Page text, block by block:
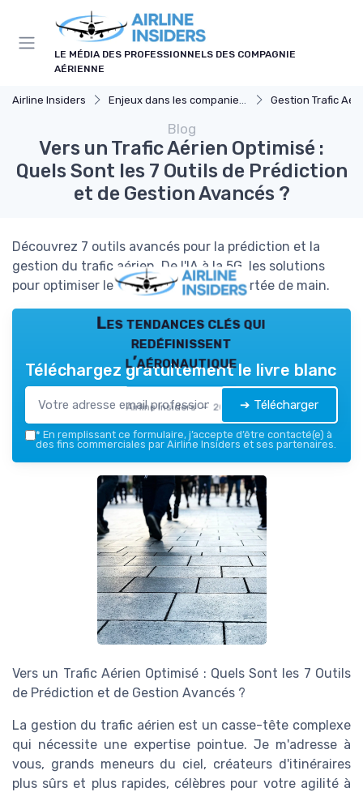
LE MÉDIA DES PROFESSIONNELS DES COMPAGNIE
AÉRIENNE
Airline Insiders Enjeux dans les companies d'aviation Gestion Trafic
Blog
Vers un Trafic Aérien Optimisé :
Quels Sont les 7 Outils de Prédiction
et de Gestion Avancés ?
Découvrez 7 outils avancés pour la prédiction et la
gestion du trafic aérien. De l'IA à la 5G, les solutions
pour optimiser le trafic aérien sont à portée de main.
Les tendances clés qui
redéfinissent
l’aéronautique
Airline Insiders — 2026
Téléchargez gratuitement le livre blanc
➔ Télécharger
* En remplissant ce formulaire, j’accepte d’être contacté(e) à
des fins commerciales par Airline Insiders et ses partenaires.
Vers un Trafic Aérien Optimisé : Quels Sont les 7 Outils
de Prédiction et de Gestion Avancés ?
La gestion du trafic aérien est un casse-tête complexe
qui nécessite une expertise pointue. Je m'adresse à
vous, grands meneurs du ciel, créateurs d'itinéraires
plus sûrs et plus rapides, célèbres pour votre agilité à
Panneau de gestion des cookies